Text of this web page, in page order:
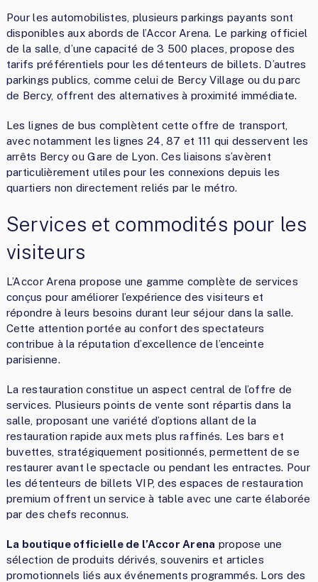
Pour les automobilistes, plusieurs parkings payants sont
disponibles aux abords de l’Accor Arena. Le parking officiel
de la salle, d’une capacité de 3 500 places, propose des
tarifs préférentiels pour les détenteurs de billets. D’autres
parkings publics, comme celui de Bercy Village ou du parc
de Bercy, offrent des alternatives à proximité immédiate.
Les lignes de bus complètent cette offre de transport,
avec notamment les lignes 24, 87 et 111 qui desservent les
arrêts Bercy ou Gare de Lyon. Ces liaisons s’avèrent
particulièrement utiles pour les connexions depuis les
quartiers non directement reliés par le métro.
Services et commodités pour les
visiteurs
L’Accor Arena propose une gamme complète de services
conçus pour améliorer l’expérience des visiteurs et
répondre à leurs besoins durant leur séjour dans la salle.
Cette attention portée au confort des spectateurs
contribue à la réputation d’excellence de l’enceinte
parisienne.
La restauration constitue un aspect central de l’offre de
services. Plusieurs points de vente sont répartis dans la
salle, proposant une variété d’options allant de la
restauration rapide aux mets plus raffinés. Les bars et
buvettes, stratégiquement positionnés, permettent de se
restaurer avant le spectacle ou pendant les entractes. Pour
les détenteurs de billets VIP, des espaces de restauration
premium offrent un service à table avec une carte élaborée
par des chefs reconnus.
La boutique officielle de l’Accor Arena propose une
sélection de produits dérivés, souvenirs et articles
promotionnels liés aux événements programmés. Lors des